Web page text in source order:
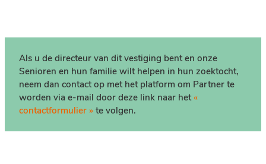
Als u de directeur van dit vestiging bent en onze
Senioren en hun familie wilt helpen in hun zoektocht,
neem dan contact op met het platform om Partner te
worden via e-mail door deze link naar het «
contactformulier » te volgen.